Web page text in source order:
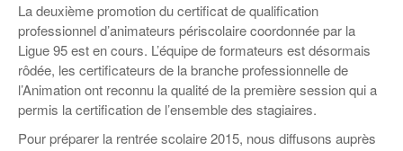
Formations
Accompagnement
Assurances
Save the City : kit pédagogique contre
les discriminations
Vie sportive
USEP Val d’Oise
UFOLEP Val d’Oise
Annuaire des services
Actualités de la fédération
Service civique
Informations
Infographie
Juniors associations
Campagnes de sensibilisation
Liens
Actualités Vie associative
Les ateliers relais
L’accompagnement à la scolarité
Education à la citoyenneté
Formation des délégués élèves
Malle pédagogique Egalité Filles-
Garçons
Egalité Femmes-Hommes
Démocratie participative
Conseil municipal de jeunes
Séjours scolaires
Lire et faire lire
Notre mission éducative en ACM
Le BAFA
Le BAFD
Calendrier des stages…
Emplois dans l’animation
Ressources à l’animation
Les structures d’accueil de mineurs
Les brevets et diplômes
Adapte 95
Actualités Animation
L’esprit vacances pour tous
Séjours adultes et familles
Séjours enfants et adolescents
Séjours linguistiques
FORMATION
Le CQP animateur périscolaire
Qu’est-ce que c’est ?
Organisation de la formation
Cap sur les projets d’Education !
Actualités Formation
ACTUALITÉS
CONTACT
La deuxième promotion du certificat de qualification
professionnel d’animateurs périscolaire coordonnée par la
Ligue 95 est en cours. L’équipe de formateurs est désormais
rôdée, les certificateurs de la branche professionnelle de
l’Animation ont reconnu la qualité de la première session qui a
permis la certification de l’ensemble des stagiaires.
Pour préparer la rentrée scolaire 2015, nous diffusons auprès